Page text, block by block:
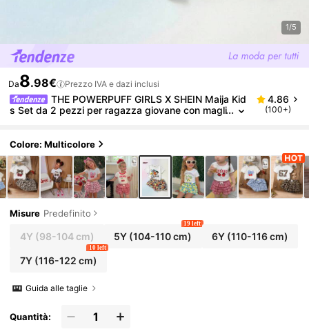
1/5
Da8.98€ Prezzo IVA e dazi inclusi
THE POWERPUFF GIRLS X SHEIN Maija Kid
s Set da 2 pezzi per ragazza giovane con magli
alze con vita elastica
4.86
(100+)
Colore: Multicolore
Misure Predefinito
4Y (98-104 cm) 5Y (104-110 cm)
19 left
6Y(110-116 cm)
7Y(116-122 cm)
10 left
Guida alle taglie
Quantità: